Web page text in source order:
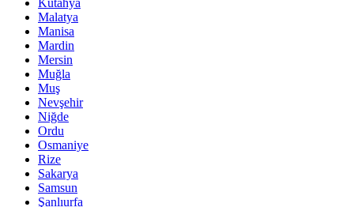
Malatya
Manisa
Mardin
Mersin
Muğla
Muş
Nevşehir
Niğde
Ordu
Osmaniye
Rize
Sakarya
Samsun
Şanlıurfa